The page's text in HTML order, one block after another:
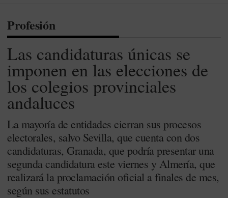
Profesión
Las candidaturas únicas se
imponen en las elecciones de
los colegios provinciales
andaluces
La mayoría de entidades cierran sus procesos
electorales, salvo Sevilla, que cuenta con dos
candidaturas, Granada, que podría presentar una
segunda candidatura este viernes y Almería, que
realizará la proclamación oficial a finales de mes,
según sus estatutos